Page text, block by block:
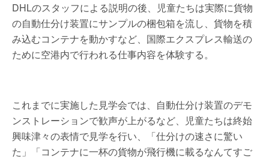
DHLのスタッフによる説明の後、児童たちは実際に貨物
の自動仕分け装置にサンプルの梱包箱を流し、貨物を積
み込むコンテナを動かすなど、国際エクスプレス輸送の
ために空港内で行われる仕事内容を体験する。
これまでに実施した見学会では、自動仕分け装置のデモ
ンストレーションで歓声が上がるなど、児童たちは終始
興味津々の表情で見学を行い、「仕分けの速さに驚い
た」「コンテナに一杯の貨物が飛行機に載るなんてすご